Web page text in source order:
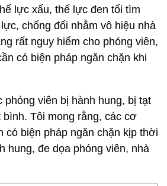
lực xấu, thế lực đen tối tìm
chống đối nhằm vô hiệu nhà
rất nguy hiểm cho phóng viên,
có biện pháp ngăn chặn khi
phóng viên bị hành hung, bị tạt
Tôi mong rằng, các cơ
có biện pháp ngăn chặn kịp thời
hung, đe dọa phóng viên, nhà